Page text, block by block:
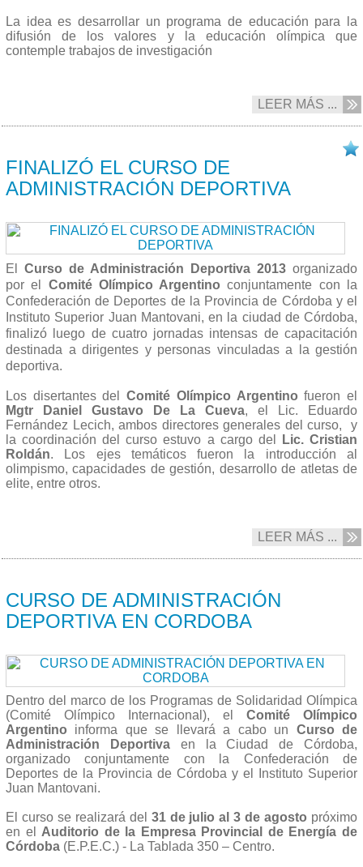
La idea es desarrollar un programa de educación para la
difusión de los valores y la educación olímpica que
contemple trabajos de investigación
LEER MÁS ...
FINALIZÓ EL CURSO DE
ADMINISTRACIÓN DEPORTIVA
El Curso de Administración Deportiva 2013 organizado
por el Comité Olímpico Argentino conjuntamente con la
Confederación de Deportes de la Provincia de Córdoba y el
Instituto Superior Juan Mantovani, en la ciudad de Córdoba,
finalizó luego de cuatro jornadas intensas de capacitación
destinada a dirigentes y personas vinculadas a la gestión
deportiva.
Los disertantes delComité Olímpico Argentino fueron el
Mgtr Daniel Gustavo De La Cueva, el Lic. Eduardo
Fernández Lecich, ambos directores generales del curso, y
la coordinación del curso estuvo a cargo del
Lic. Cristian
Roldán. Los ejes temáticos fueron la introducción al
olimpismo, capacidades de gestión, desarrollo de atletas de
elite, entre otros.
LEER MÁS ...
CURSO DE ADMINISTRACIÓN
Dentro del marco de los Programas de Solidaridad Olímpica
(Comité Olímpico Internacional), el Comité Olímpico
Argentino informa que se llevará a cabo un Curso de
Administración Deportivaen la Ciudad de Córdoba,
organizado conjuntamente con la Confederación de
Deportes de la Provincia de Córdoba y el Instituto Superior
Juan Mantovani.
El curso se realizará del 31 de julio al 3 de agosto próximo
en el Auditorio de la Empresa Provincial de Energía de
Córdoba (E.P.E.C.) - La Tablada 350 – Centro.